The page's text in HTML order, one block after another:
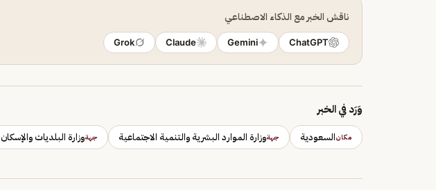
ناقش الخبر مع الذكاء الاصطناعي
ChatGPT
Gemini
Claude
Grok
وَرَد في الخبر
مكانالسعودية جهةوزارة الموارد البشرية والتنمية الاجتماعية جهةوزارة البلديات والإسكان